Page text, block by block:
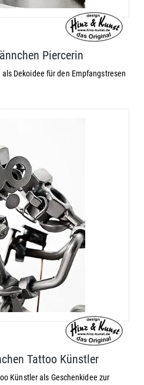
Piercerin
Dekoidee für den Empfangstresen
Tattoo Künstler
Künstler als Geschenkidee zur